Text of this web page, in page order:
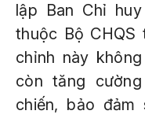
lập Ban Chỉ
thuộc Bộ CHQS
chỉnh này
còn tăng
chiến, bảo